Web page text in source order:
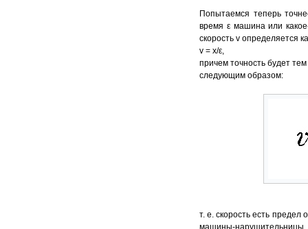
Попытаемся теперь
время ε машина или
скорость v определяется
v = x/ε,
причем точность будет
следующим образом:
т. е. скорость есть
машины-